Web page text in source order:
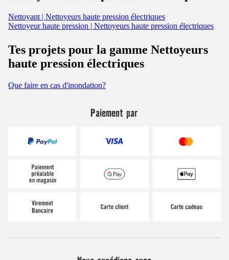
Nettoyant | Nettoyeurs haute pression électriques
Nettoyeur haute pression | Nettoyeurs haute pression électriques
Tes projets pour la gamme Nettoyeurs
haute pression électriques
Que faire en cas d'inondation?
Paiement par